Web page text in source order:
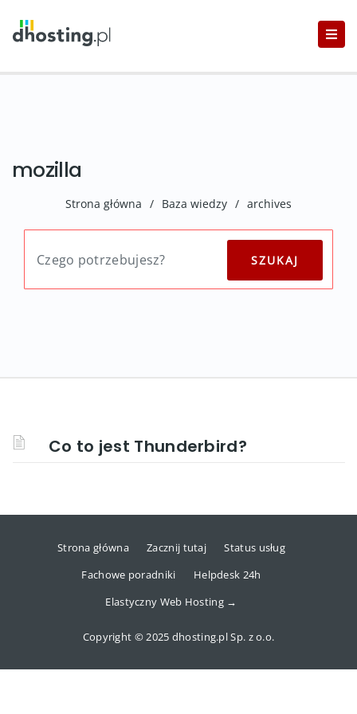
mozilla
Strona główna / Baza wiedzy / archives
Co to jest Thunderbird?
Strona główna Zacznij tutaj
Status usług
Fachowe poradniki
Helpdesk 24h
Elastyczny Web Hosting →
Copyright © 2025 dhosting.pl Sp. z o.o.